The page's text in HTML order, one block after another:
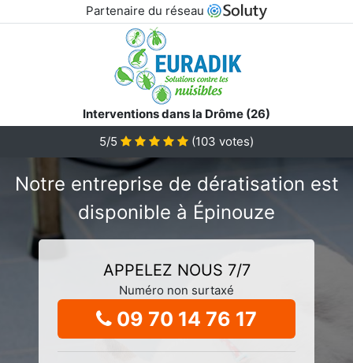
Partenaire du réseau
Interventions dans la Drôme (26)
5/5
(103 votes)
Notre entreprise de dératisation est
disponible à Épinouze
APPELEZ NOUS 7/7
Numéro non surtaxé
09 70 14 76 17